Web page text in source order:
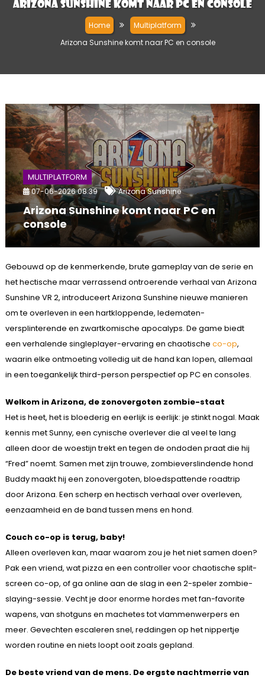
Arizona Sunshine komt naar PC en console
Home
Multiplatform
Arizona Sunshine komt naar PC en console
MULTIPLATFORM
07-06-2026 08:39 Arizona Sunshine
Arizona Sunshine komt naar PC en
console
Gebouwd op de kenmerkende, brute gameplay van de serie en
het hectische maar verrassend ontroerende verhaal van Arizona
Sunshine VR 2, introduceert Arizona Sunshine nieuwe manieren
om te overleven in een hartkloppende, ledematen-
versplinterende en zwartkomische apocalyps. De game biedt
een verhalende singleplayer-ervaring en chaotische co-op,
waarin elke ontmoeting volledig uit de hand kan lopen, allemaal
in een toegankelijk third-person perspectief op PC en consoles.
Welkom in Arizona, de zonovergoten zombie-staat
Het is heet, het is bloederig en eerlijk is eerlijk: je stinkt nogal. Maak
kennis met Sunny, een cynische overlever die al veel te lang
alleen door de woestijn trekt en tegen de ondoden praat die hij
“Fred” noemt. Samen met zijn trouwe, zombieverslindende hond
Buddy maakt hij een zonovergoten, bloedspattende roadtrip
door Arizona. Een scherp en hectisch verhaal over overleven,
eenzaamheid en de band tussen mens en hond.
Couch co-op is terug, baby!
Alleen overleven kan, maar waarom zou je het niet samen doen?
Pak een vriend, wat pizza en een controller voor chaotische split-
screen co-op, of ga online aan de slag in een 2-speler zombie-
slaying-sessie. Vecht je door enorme hordes met fan-favorite
wapens, van shotguns en machetes tot vlammenwerpers en
meer. Gevechten escaleren snel, reddingen op het nippertje
worden routine en niets loopt ooit zoals gepland.
De beste vriend van de mens. De ergste nachtmerrie van